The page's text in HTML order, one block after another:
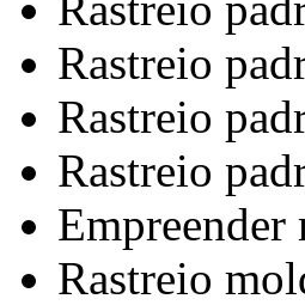
Rastreio
Rastreio
Rastreio
Rastreio